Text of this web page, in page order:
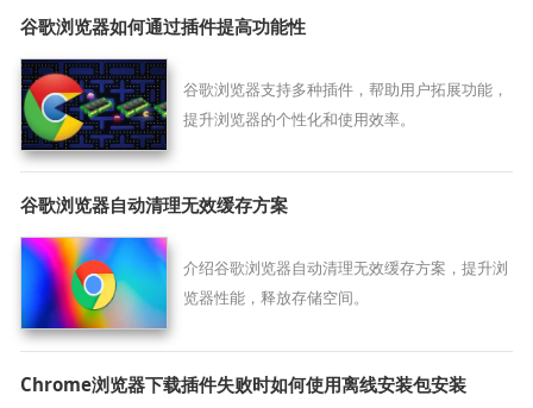
谷歌浏览器如何通过插件提高功能性
谷歌浏览器支持多种插件，帮助用户拓展功能，
提升浏览器的个性化和使用效率。
谷歌浏览器自动清理无效缓存方案
介绍谷歌浏览器自动清理无效缓存方案，提升浏
览器性能，释放存储空间。
Chrome浏览器下载插件失败时如何使用离线安装包安装